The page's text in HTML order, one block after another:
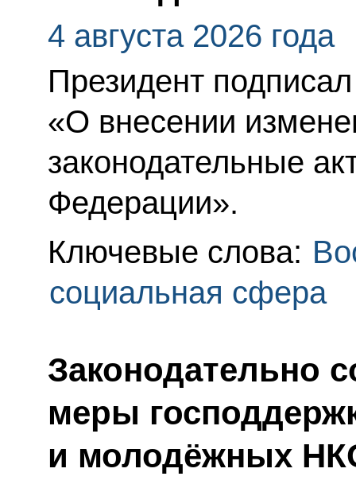
4 августа 2026 года
Президент
«О внесении
законодательные
Федерации».
Ключевые слова:
социальная сфера
Законодательно
меры
и молодёжных